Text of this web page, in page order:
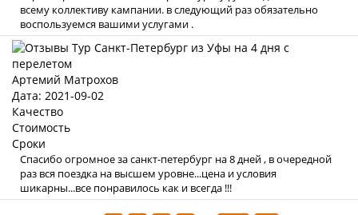
всему коллективу кампании. в следующий раз обязательно
воспользуемся вашими услугами .
Артемий Матрохов
Дата: 2021-09-02
Качество
Стоимость
Сроки
Спасибо огромное за санкт-петербург на 8 дней , в очередной
раз вся поездка на высшем уровне...цена и условия
шикарны...все понравилось как и всегда !!!